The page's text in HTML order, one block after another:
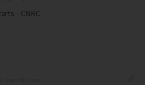
– CNBC